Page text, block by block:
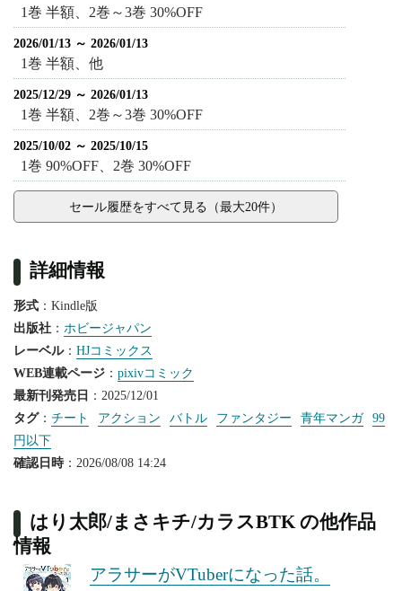
1巻 半額、2巻～3巻 30%OFF
2026/01/13 ～ 2026/01/13
1巻 半額、他
2025/12/29 ～ 2026/01/13
1巻 半額、2巻～3巻 30%OFF
2025/10/02 ～ 2025/10/15
1巻 90%OFF、2巻 30%OFF
セール履歴をすべて見る（最大20件）
詳細情報
形式 ：Kindle版
出版社 ： ホビージャパン
レーベル： HJコミックス
WEB連載ページ ： pixivコミック
最新刊発売日 ：2025/12/01
タグ： チート アクション バトル ファンタジー 青年マンガ
99
円以下
確認日時：2026/08/08 14:24
はり太郎/まさキチ/カラスBTK の他作品
情報
アラサーがVTuberになった話。